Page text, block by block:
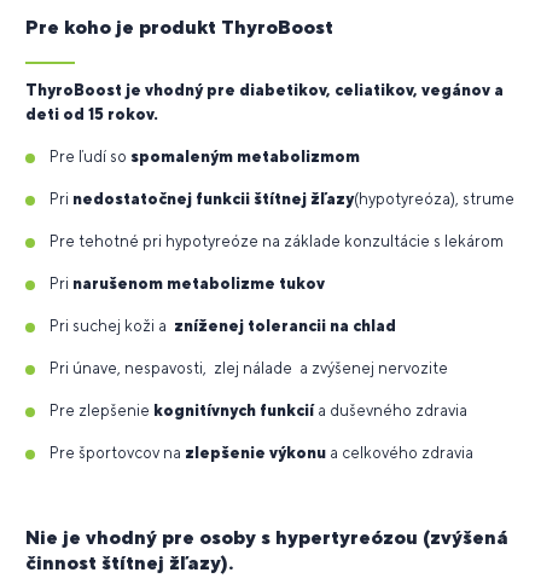
Pre koho je produkt ThyroBoost
ThyroBoost je vhodný pre diabetikov, celiatikov, vegánov a
deti od 15 rokov.
Pre ľudí so spomaleným metabolizmom
Pri nedostatočnej funkcii štítnej žľazy(hypotyreóza), strume
Pre tehotné pri hypotyreóze na základe konzultácie s lekárom
Pri narušenom metabolizme tukov
Pri suchej koži a zníženej tolerancii na chlad
Pri únave, nespavosti, zlej nálade a zvýšenej nervozite
Pre zlepšenie kognitívnych funkcií a duševného zdravia
Pre športovcov na zlepšenie výkonu a celkového zdravia
Nie je vhodný pre osoby s hypertyreózou (zvýšená
činnost štítnej žľazy).